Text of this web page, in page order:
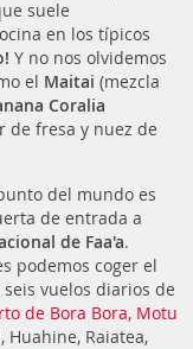
suele
en los típicos
Y no nos olvidemos
el Maitai (mezcla
Coralia
de fresa y nuez de
del mundo es
de entrada a
de Faa'a.
podemos coger el
vuelos diarios de
de Bora Bora, Motu
Huahine, Raiatea,